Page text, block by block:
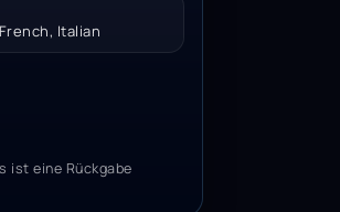
Italian
ist eine Rückgabe